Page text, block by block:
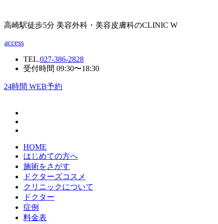
高崎駅徒歩5分 美容外科・美容皮膚科のCLINIC W
access
TEL.027-386-2828
受付時間 09:30〜18:30
24時間 WEB予約
HOME
はじめての方へ
施術をさがす
ドクターズコスメ
クリニックについて
ドクター
症例
料金表